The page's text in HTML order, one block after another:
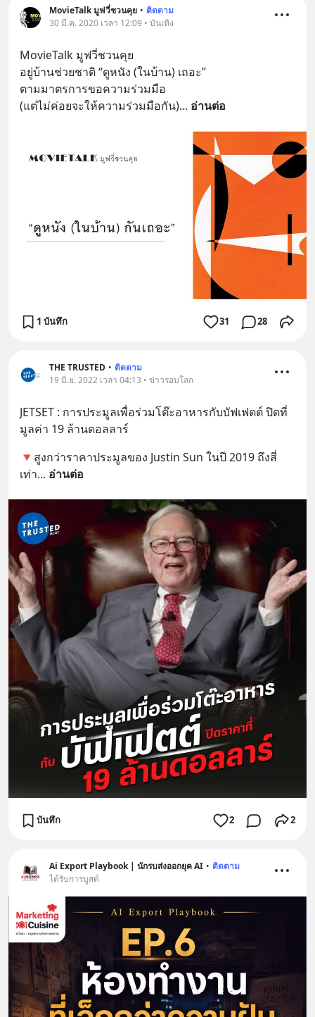
MovieTalk มูฟวี่ชวนคุย • ติดตาม
30 มี.ค. 2020 เวลา 12:09 • บันเทิง
MovieTalk มูฟวี่ชวนคุย
อยู่บ้านช่วยชาติ “ดูหนัง (ในบ้าน) เถอะ”
ตามมาตรการขอความร่วมมือ
(แต่ไม่ค่อยจะให้ความร่วมมือกัน)... อ่านต่อ
1 บันทึก 31 28
THE TRUSTED • ติดตาม
19 มิ.ย. 2022 เวลา 04:13 • ข่าวรอบโลก
JETSET : การประมูลเพื่อร่วมโต๊ะอาหารกับบัฟเฟตต์ ปิดที่
มูลค่า 19 ล้านดอลลาร์
🔻สูงกว่าราคาประมูลของ Justin Sun ในปี 2019 ถึงสี่
เท่า... อ่านต่อ
บันทึก 2 2
Ai Export Playbook | นักรบส่งออกยุค AI • ติดตาม
ได้รับการบูสต์